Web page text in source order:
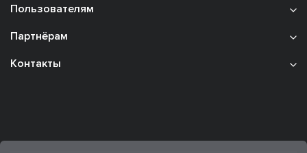
Пользователям
Партнёрам
Контакты